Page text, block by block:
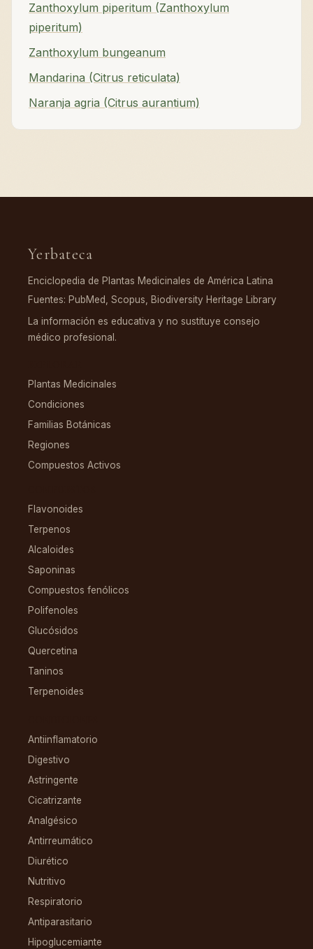
Zanthoxylum piperitum (Zanthoxylum
piperitum)
Zanthoxylum bungeanum
Mandarina (Citrus reticulata)
Naranja agria (Citrus aurantium)
Yerbateca
Enciclopedia de Plantas Medicinales de América Latina
Fuentes: PubMed, Scopus, Biodiversity Heritage Library
La información es educativa y no sustituye consejo
médico profesional.
Plantas Medicinales
Condiciones
Familias Botánicas
Regiones
Compuestos Activos
Flavonoides
Terpenos
Alcaloides
Saponinas
Compuestos fenólicos
Polifenoles
Glucósidos
Quercetina
Taninos
Terpenoides
Antiinflamatorio
Digestivo
Astringente
Cicatrizante
Analgésico
Antirreumático
Diurético
Nutritivo
Respiratorio
Antiparasitario
Hipoglucemiante